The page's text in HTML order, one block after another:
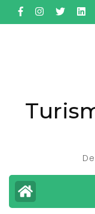
Saltar
al
Intro)